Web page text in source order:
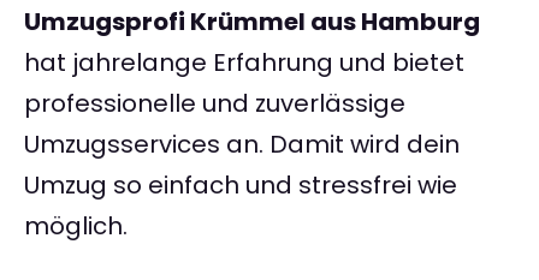
Umzugsprofi Krümmel aus Hamburg
hat jahrelange Erfahrung und bietet
professionelle und zuverlässige
Umzugsservices an. Damit wird dein
Umzug so einfach und stressfrei wie
möglich.